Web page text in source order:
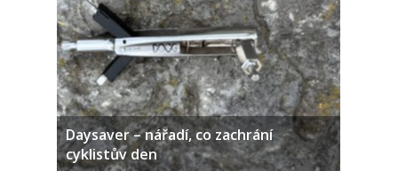
Daysaver – nářadí, co zachrání
cyklistův den